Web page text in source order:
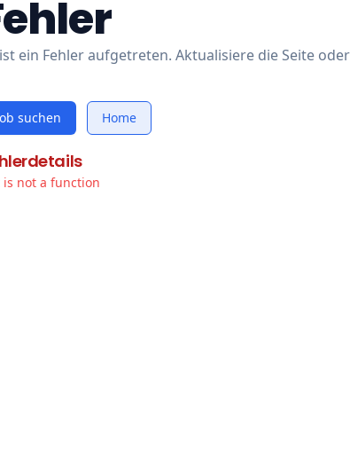
ein Fehler aufgetreten. Aktualisiere die Seite
suchen Home
is not a function